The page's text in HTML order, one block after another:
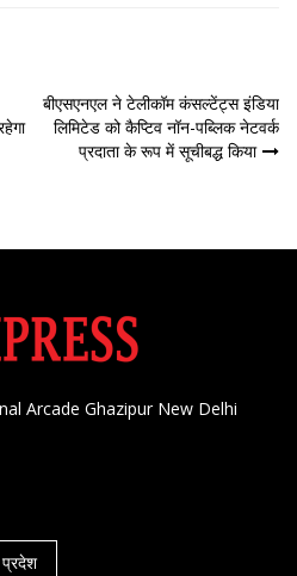
बीएसएनएल ने टेलीकॉम कंसल्टेंट्स इंडिया
लिमिटेड को कैप्टिव नॉन-पब्लिक नेटवर्क
प्रदाता के रूप में सूचीबद्ध किया
Arcade Ghazipur New Delhi
प्रदेश